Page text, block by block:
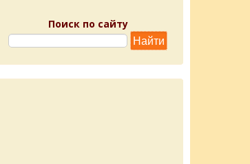
Поиск по сайту